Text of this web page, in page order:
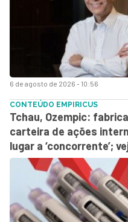
6 de agosto de 2026 - 10:56
CONTEÚDO EMPIRICUS
Tchau, Ozempic:
carteira de ações
lugar a ‘concorrente’;